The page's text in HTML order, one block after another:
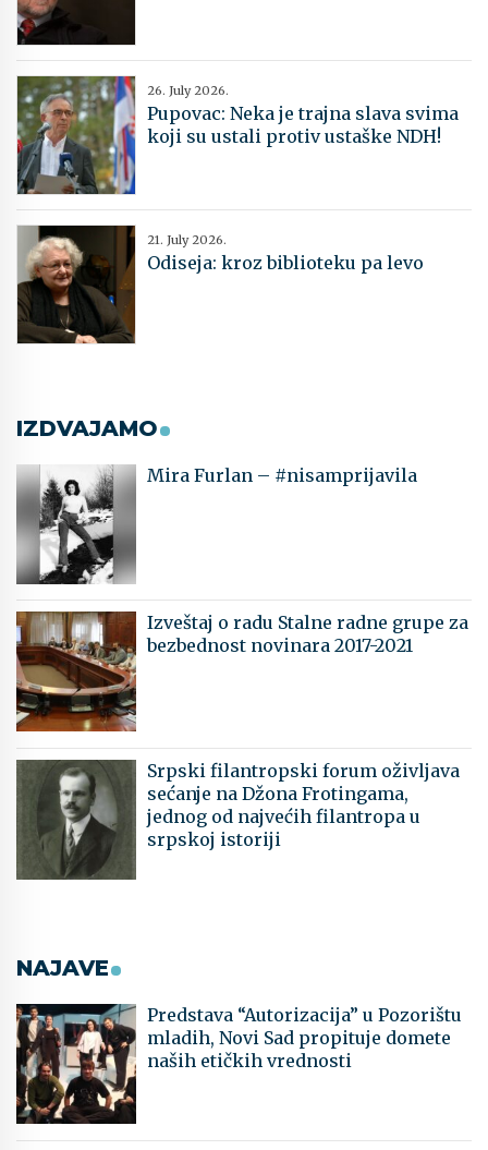
26. July 2026.
Pupovac: Neka je trajna slava svima
koji su ustali protiv ustaške NDH!
21. July 2026.
Odiseja: kroz biblioteku pa levo
IZDVAJAMO
Mira Furlan – #nisamprijavila
Izveštaj o radu Stalne radne grupe za
bezbednost novinara 2017-2021
Srpski filantropski forum oživljava
sećanje na Džona Frotingama,
jednog od najvećih filantropa u
srpskoj istoriji
NAJAVE
Predstava “Autorizacija” u Pozorištu
mladih, Novi Sad propituje domete
naših etičkih vrednosti